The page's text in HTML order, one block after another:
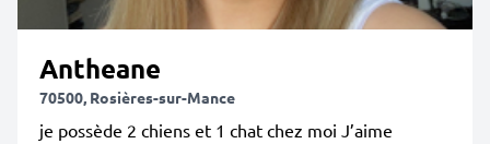
Antheane
70500, Rosières-sur-Mance
je possède 2 chiens et 1 chat chez moi J’aime